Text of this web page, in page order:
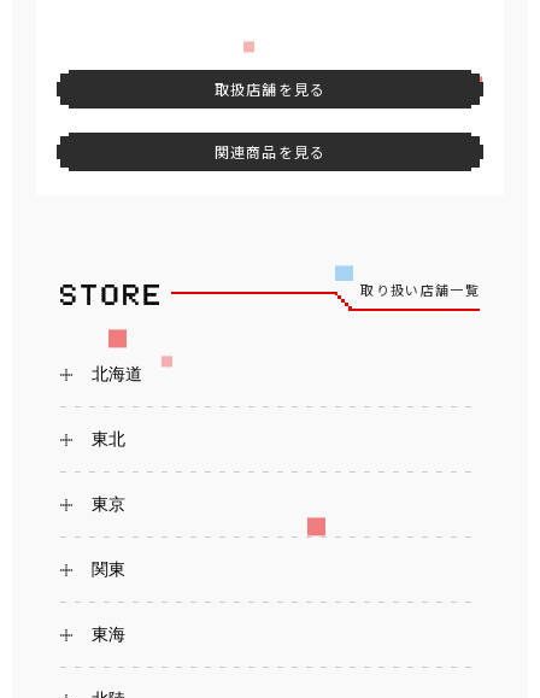
取扱店舗を見る
関連商品を見る
取り扱い店舗一覧
北海道
東北
東京
関東
東海